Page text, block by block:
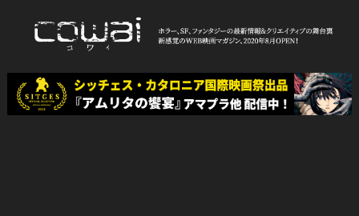
WEB映画マガジン「cowai コ
ワイ」